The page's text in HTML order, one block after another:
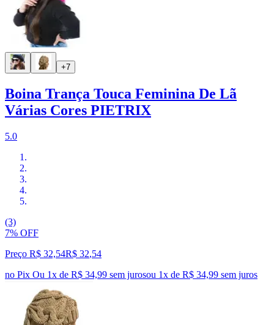
+7
Boina Trança Touca Feminina De Lã
Várias Cores PIETRIX
5.0
(3)
7% OFF
Preço R$ 32,54R$ 32,54
no Pix Ou 1x de R$ 34,99 sem jurosou 1x de R$ 34,99 sem juros